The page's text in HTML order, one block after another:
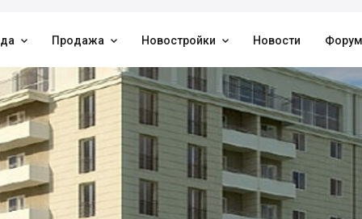
 Продажа  Новостройки  Новости Форум